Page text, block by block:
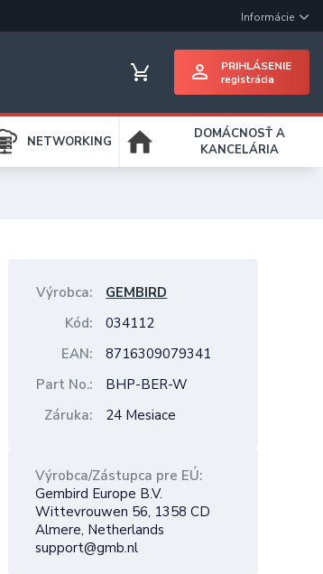
Informácie
PRIHLÁSENIE
registrácia
NETWORKING
DOMÁCNOSŤ A
KANCELÁRIA
Výrobca
GEMBIRD
Kód
034112
EAN
8716309079341
Part No.
BHP-BER-W
Záruka
24 Mesiace
Výrobca/Zástupca pre EÚ
Gembird Europe B.V.
Wittevrouwen 56, 1358 CD
Almere, Netherlands
support@gmb.nl